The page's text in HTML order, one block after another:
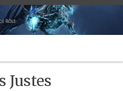
Justes